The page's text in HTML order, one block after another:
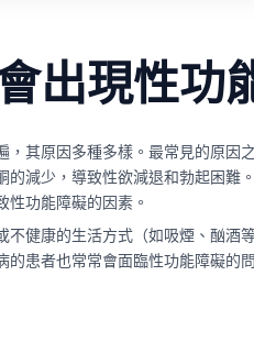
出現性功
，其原因多種多樣。最常見的原因
的減少，導致性欲減退和勃起困難
性功能障礙的因素。
不健康的生活方式（如吸煙、酗酒
的患者也常常會面臨性功能障礙的